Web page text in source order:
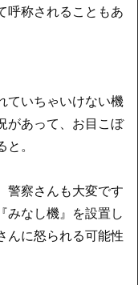
呼称されることもあ
ていちゃいけない機
があって、お目こぼ
。
警察さんも大変です
みなし機』を設置し
んに怒られる可能性